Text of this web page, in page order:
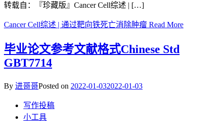
转载自：『珍藏版』Cancer Cell综述 | […]
Cancer Cell综述 | 通过靶向铁死亡消除肿瘤 Read More
毕业论文参考文献格式Chinese Std
GBT7714
By 进哥哥Posted on 2022-01-032022-01-03
写作投稿
小工具